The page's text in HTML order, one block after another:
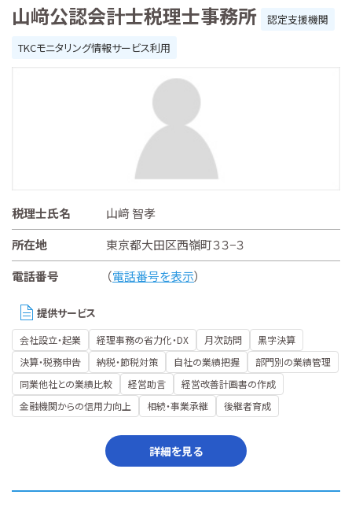
山﨑公認会計士税理士事務所
認定支援機関
TKCモニタリング情報サービス利用
税理士氏名
山﨑 智孝
所在地
東京都大田区西嶺町３３−３
電話番号
（電話番号を表示）
提供サービス
会社設立・起業 経理事務の省力化・DX 月次訪問
黒字決算
決算・税務申告
納税・節税対策 自社の業績把握
部門別の業績管理
同業他社との業績比較
経営助言
経営改善計画書の作成
金融機関からの信用力向上
相続・事業承継 後継者育成
詳細を見る